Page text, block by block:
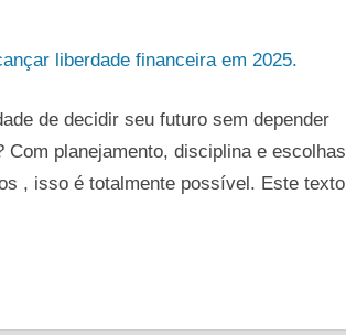
de decidir seu futuro sem depender
planejamento, disciplina e escolhas
, isso é totalmente possível. Este texto